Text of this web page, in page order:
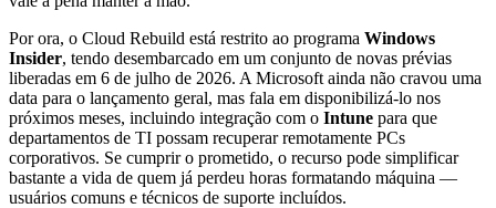
Por ora, o Cloud Rebuild está restrito ao programa Windows
Insider, tendo desembarcado em um conjunto de novas prévias
liberadas em 6 de julho de 2026. A Microsoft ainda não cravou uma
data para o lançamento geral, mas fala em disponibilizá-lo nos
próximos meses, incluindo integração com o Intune para que
departamentos de TI possam recuperar remotamente PCs
corporativos. Se cumprir o prometido, o recurso pode simplificar
bastante a vida de quem já perdeu horas formatando máquina —
usuários comuns e técnicos de suporte incluídos.